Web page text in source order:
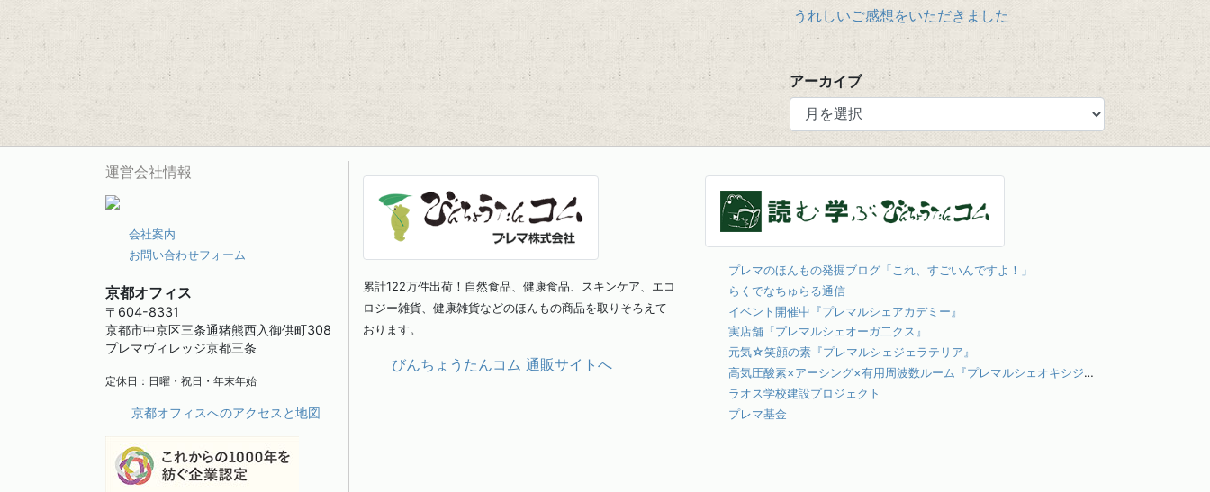
うれしいご感想をいただきました
アーカイブ
運営会社情報
会社案内
お問い合わせフォーム
京都オフィス
〒604-8331
京都市中京区三条通猪熊西入御供町308
プレマヴィレッジ京都三条
定休日：日曜・祝日・年末年始
京都オフィスへのアクセスと地図
累計122万件出荷！自然食品、健康食品、スキンケア、エコ
ロジー雑貨、健康雑貨などのほんもの商品を取りそろえて
おります。
びんちょうたんコム 通販サイトへ
プレマのほんもの発掘ブログ「これ、すごいんですよ！」
らくでなちゅらる通信
イベント開催中『プレマルシェアカデミー』
実店舗『プレマルシェオーガ二クス』
元気☆笑顔の素『プレマルシェジェラテリア』
高気圧酸素×アーシング×有用周波数ルーム『プレマルシェオキシジェン』
ラオス学校建設プロジェクト
プレマ基金